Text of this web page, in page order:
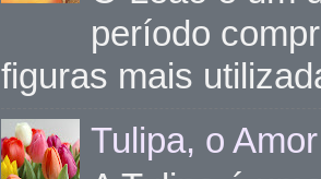
período
figuras mais
Tulipa, o